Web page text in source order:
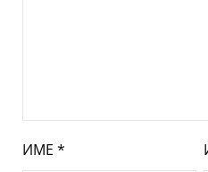
ИМЕ *